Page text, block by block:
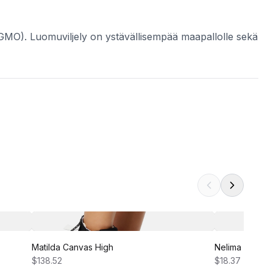
Luomuviljely on ystävällisempää maapallolle sekä
Matilda Canvas High
$138.52
Nelima Dress
$18.37